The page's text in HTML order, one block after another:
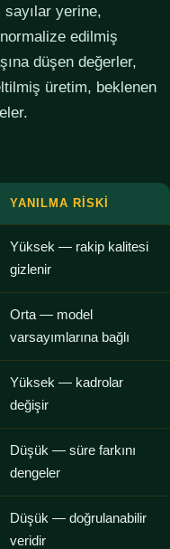
yerine,
edilmiş
düşen değerler,
üretim, beklenen
YANILMA RISKI
Yüksek — rakip kalitesi
gizlenir
Orta — model
varsayımlarına bağlı
Yüksek — kadrolar
değişir
Düşük — süre farkını
dengeler
Düşük — doğrulanabilir
veridir